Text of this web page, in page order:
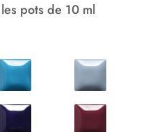
pots de 10 ml